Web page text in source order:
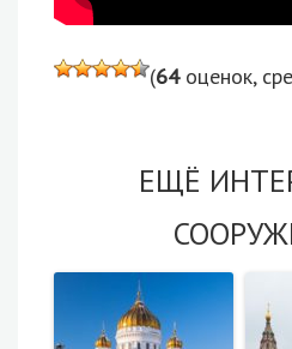
(64оценок,
ЕЩЁ